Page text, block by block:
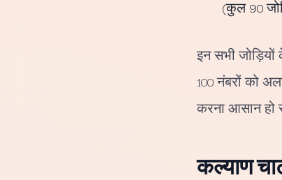
(कुल 90
इन सभी जोड़ियों
100 नंबरों को
करना आसान
कल्याण